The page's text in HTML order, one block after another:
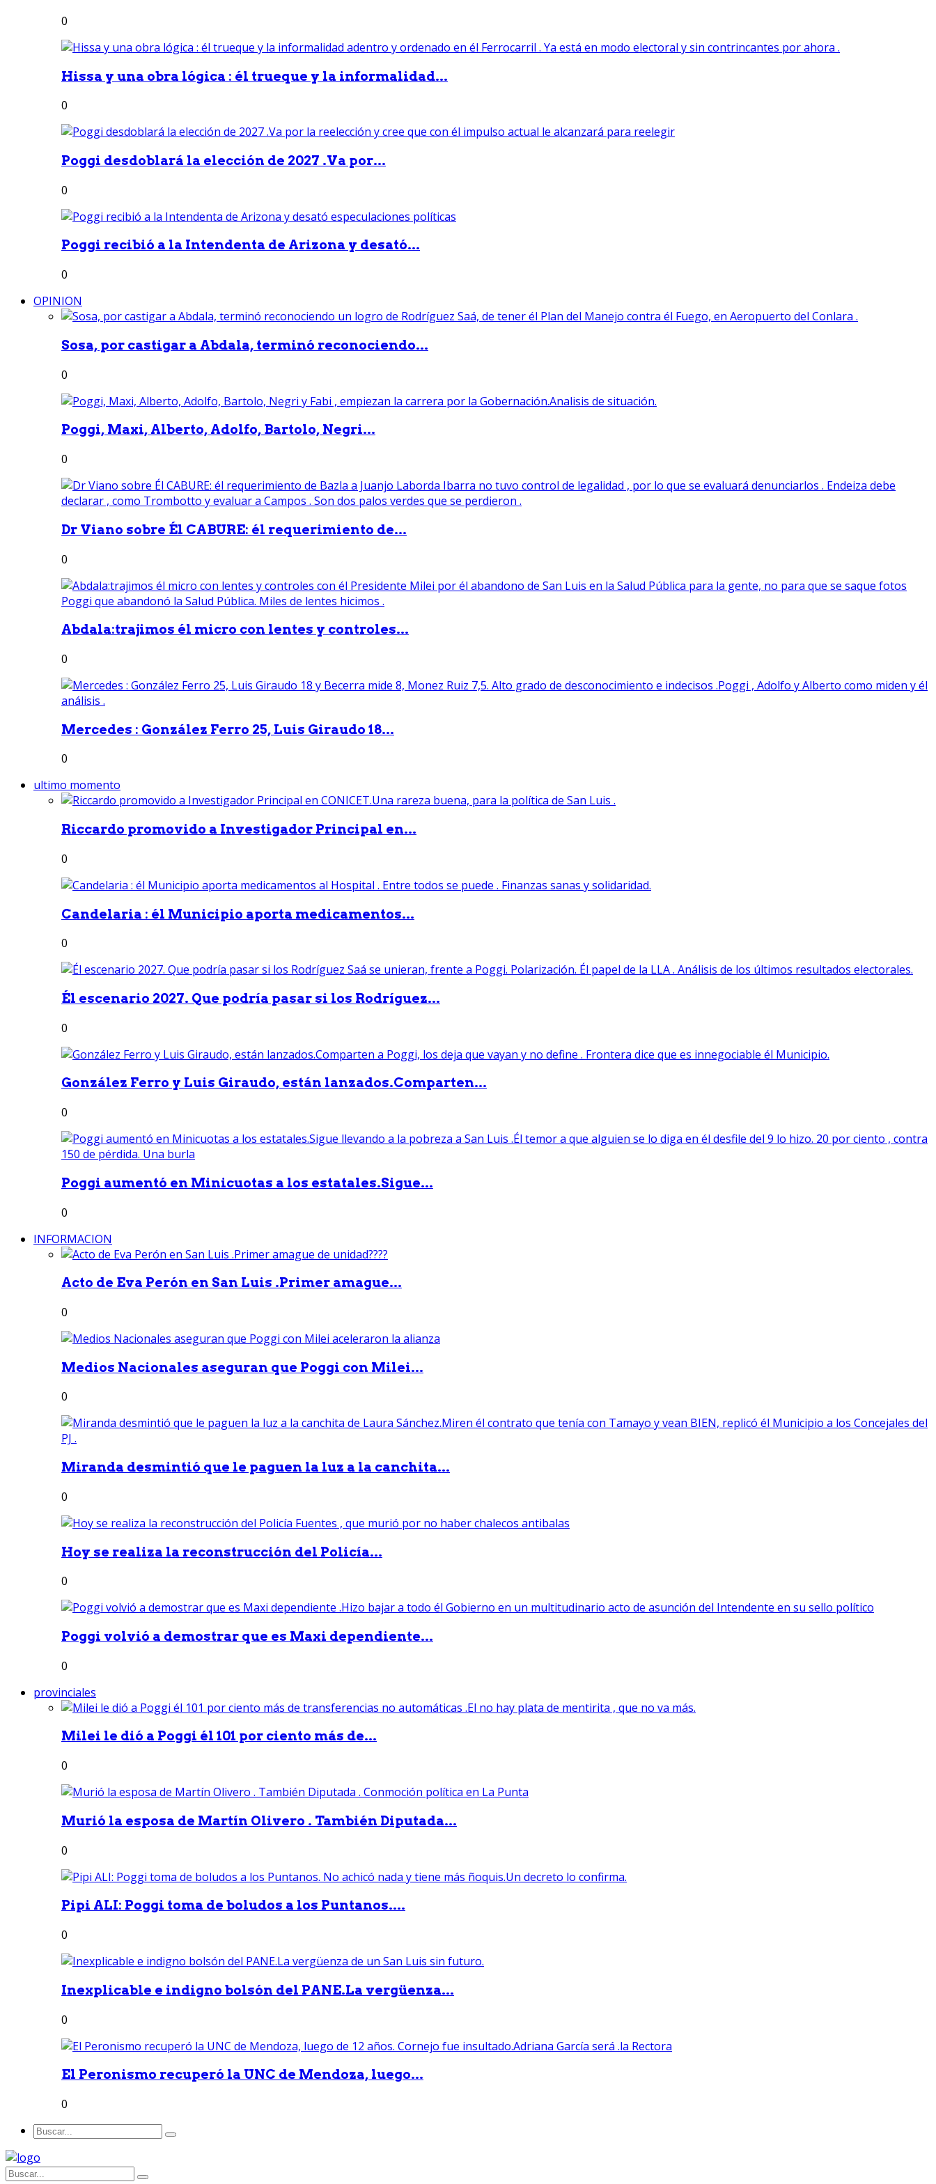
0
Hissa y una obra lógica : él trueque y la informalidad...
0
Poggi desdoblará la elección de 2027 .Va por...
0
Poggi recibió a la Intendenta de Arizona y desató...
0
OPINION
Sosa, por castigar a Abdala, terminó reconociendo...
0
Poggi, Maxi, Alberto, Adolfo, Bartolo, Negri...
0
Dr Viano sobre Él CABURE: él requerimiento de...
0
Abdala:trajimos él micro con lentes y controles...
0
Mercedes : González Ferro 25, Luis Giraudo 18...
0
ultimo momento
Riccardo promovido a Investigador Principal en...
0
Candelaria : él Municipio aporta medicamentos...
0
Él escenario 2027. Que podría pasar si los Rodríguez...
0
González Ferro y Luis Giraudo, están lanzados.Comparten...
0
Poggi aumentó en Minicuotas a los estatales.Sigue...
0
INFORMACION
Acto de Eva Perón en San Luis .Primer amague...
0
Medios Nacionales aseguran que Poggi con Milei...
0
Miranda desmintió que le paguen la luz a la canchita...
0
Hoy se realiza la reconstrucción del Policía...
0
Poggi volvió a demostrar que es Maxi dependiente...
0
provinciales
Milei le dió a Poggi él 101 por ciento más de...
0
Murió la esposa de Martín Olivero . También Diputada...
0
Pipi ALI: Poggi toma de boludos a los Puntanos....
0
Inexplicable e indigno bolsón del PANE.La vergüenza...
0
El Peronismo recuperó la UNC de Mendoza, luego...
0